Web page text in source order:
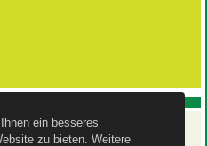
Rundreise
ein besseres
zu bieten. Weitere